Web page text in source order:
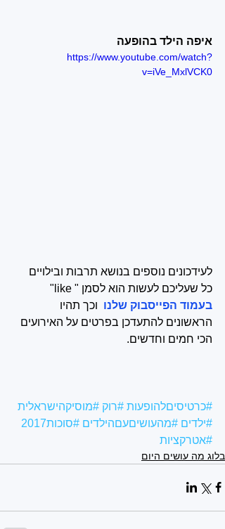
איפה הילד בהופעה
https://www.youtube.com/watch?
v=iVe_MxlVCK0
לעידכונים נוספים בנושא תרבות ובילויים
כל שעליכם לעשות הוא לסמן " like"
בעמוד הפייסבוק שלנו וכך תהיו
הראשונים להתעדכן בפרטים על האירועים
הכי חמים וחדשים.
#כרטיסיםלהופעות #רוק #מוסיקהישראלית
#ילדים #מהעושיםעםהילדים #סוכות2017
#אטרקציות
בלוג מה עושים היום